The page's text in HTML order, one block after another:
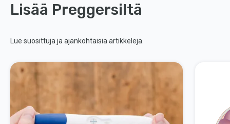
Lisää Preggersiltä
Lue suosittuja ja ajankohtaisia artikkeleja.